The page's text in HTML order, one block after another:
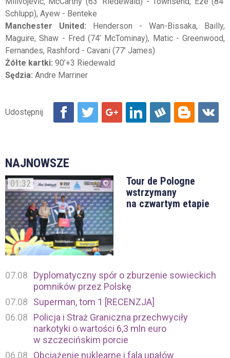
Schlupp), Ayew - Benteke
Manchester United: Henderson - Wan-Bissaka, Bailly,
Maguire, Shaw - Fred (74’ McTominay), Matic - Greenwood,
Fernandes, Rashford - Cavani (77’ James)
Żółte kartki: 90’+3 Riedewald
Sędzia: Andre Marriner
NAJNOWSZE
01:32
Tour de Pologne
wstrzymany
na czwartym etapie
07.08
Dyplomatyczny spór o zburzenie sowieckich
pomników przez Polskę
07.08
Superman, tom 1 [RECENZJA]
06.08
Policja i Straż Graniczna przechwyciły
narkotyki o wartości 6,3 mln euro
w szczecińskim porcie
06.08
Obciążenie nuklearne i fala upałów